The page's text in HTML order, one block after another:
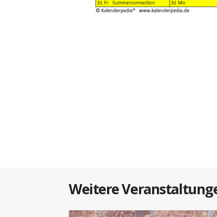
Weitere